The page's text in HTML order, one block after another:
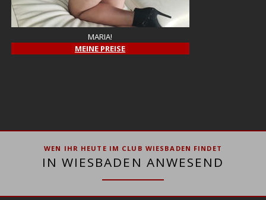
MARIA!
MEINE PREISE
WEN IHR HEUTE IM CLUB WIESBADEN FINDET
IN WIESBADEN ANWESEND